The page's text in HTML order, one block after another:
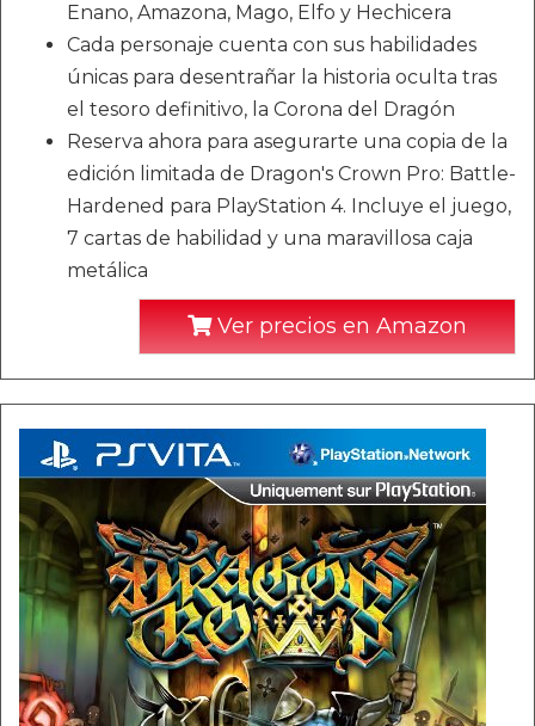
Enano, Amazona, Mago, Elfo y Hechicera
Cada personaje cuenta con sus habilidades
únicas para desentrañar la historia oculta tras
el tesoro definitivo, la Corona del Dragón
Reserva ahora para asegurarte una copia de la
edición limitada de Dragon's Crown Pro: Battle-
Hardened para PlayStation 4. Incluye el juego,
7 cartas de habilidad y una maravillosa caja
metálica
Ver precios en Amazon